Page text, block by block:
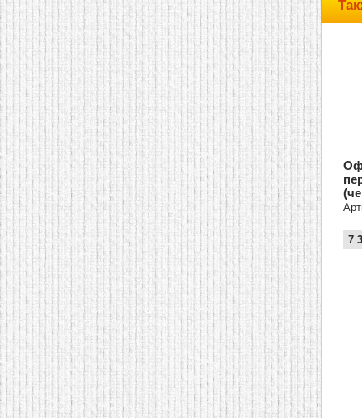
домашнем использовании.
Эта мебель имеет
некоторые преимущества
перед той же стенкой для
гостиной, к примеру,
поскольку она более
легкая и не загромождает
пространство. В спальне
этот предмет можно
поставить у изголовья
кровати, чтобы заполнить
пустующее там
место.
Также стеллажи
очень часто используют в
качестве разграничителей
комнаты, например, на
рабочую зону и
пространство для отдыха.
Особенно это актуально
для однокомнатных
квартир.
7